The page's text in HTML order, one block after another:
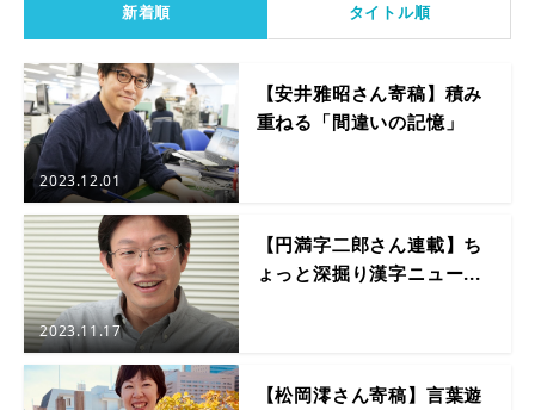
新着順 タイトル順
2023.12.01
【安井雅昭さん寄稿】積み
重ねる「間違いの記憶」
2023.11.17
【円満字二郎さん連載】ち
ょっと深掘り漢字ニュー...
【松岡澪さん寄稿】言葉遊